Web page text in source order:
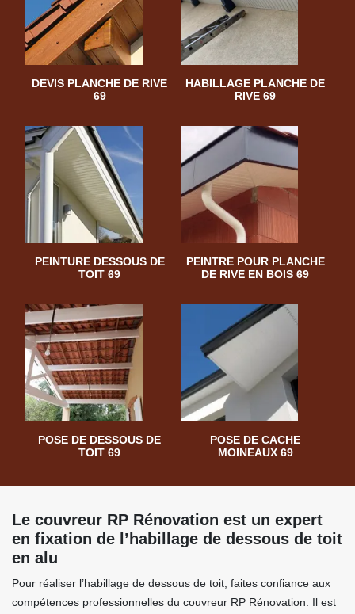
DEVIS PLANCHE DE RIVE
69
HABILLAGE PLANCHE DE
RIVE 69
PEINTURE DESSOUS DE
TOIT 69
PEINTRE POUR PLANCHE
DE RIVE EN BOIS 69
POSE DE DESSOUS DE
TOIT 69
POSE DE CACHE
MOINEAUX 69
Le couvreur RP Rénovation est un expert
en fixation de l’habillage de dessous de toit
en alu
Pour réaliser l’habillage de dessous de toit, faites confiance aux
compétences professionnelles du couvreur RP Rénovation. Il est